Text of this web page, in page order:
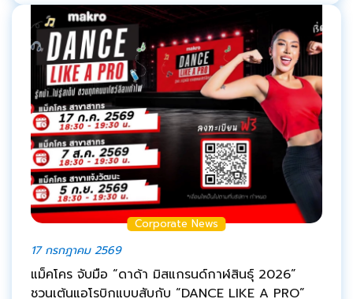
Corporate News
17 กรกฎาคม 2569
แม็คโคร จับมือ “ดาด้า มิสแกรนด์กาฬสินธุ์ 2026”
ชวนเต้นแอโรบิกแบบสับกับ “DANCE LIKE A PRO”